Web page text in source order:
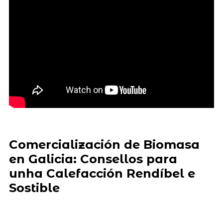
Comercialización de Biomasa
en Galicia: Consellos para
unha Calefacción Rendíbel e
Sostible